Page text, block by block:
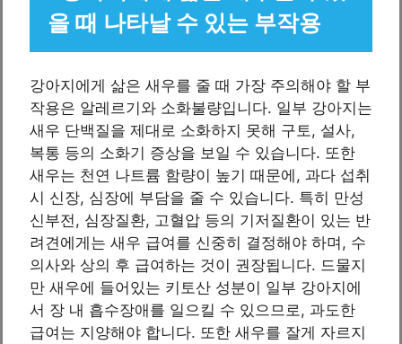
을 때 나타날 수 있는 부작용
강아지에게 삶은 새우를 줄 때 가장 주의해야 할 부
작용은 알레르기와 소화불량입니다. 일부 강아지는
새우 단백질을 제대로 소화하지 못해 구토, 설사,
복통 등의 소화기 증상을 보일 수 있습니다. 또한
새우는 천연 나트륨 함량이 높기 때문에, 과다 섭취
시 신장, 심장에 부담을 줄 수 있습니다. 특히 만성
신부전, 심장질환, 고혈압 등의 기저질환이 있는 반
려견에게는 새우 급여를 신중히 결정해야 하며, 수
의사와 상의 후 급여하는 것이 권장됩니다. 드물지
만 새우에 들어있는 키토산 성분이 일부 강아지에
서 장 내 흡수장애를 일으킬 수 있으므로, 과도한
급여는 지양해야 합니다. 또한 새우를 잘게 자르지